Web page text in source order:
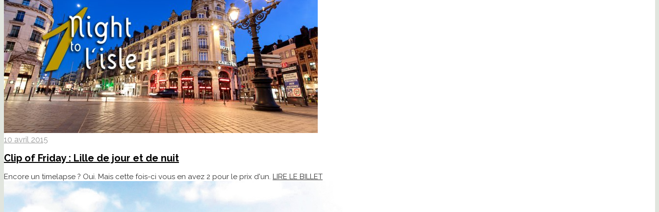
10 avril 2015
Clip of Friday : Lille de jour et de nuit
Encore un timelapse ? Oui. Mais cette fois-ci vous en avez 2 pour le prix d'un. LIRE LE BILLET